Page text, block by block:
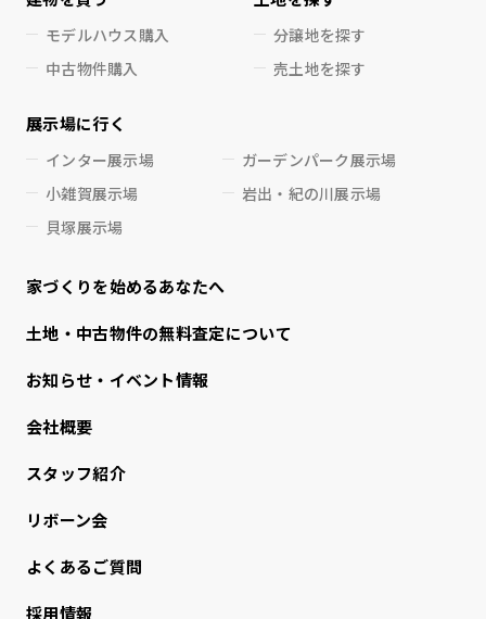
モデルハウス購入
中古物件購入
分譲地を探す
売土地を探す
展示場に行く
インター展示場
ガーデンパーク展示場
小雑賀展示場
岩出・紀の川展示場
貝塚展示場
家づくりを始めるあなたへ
⼟地・中古物件の無料査定について
お知らせ・イベント情報
会社概要
スタッフ紹介
リボーン会
よくあるご質問
採用情報